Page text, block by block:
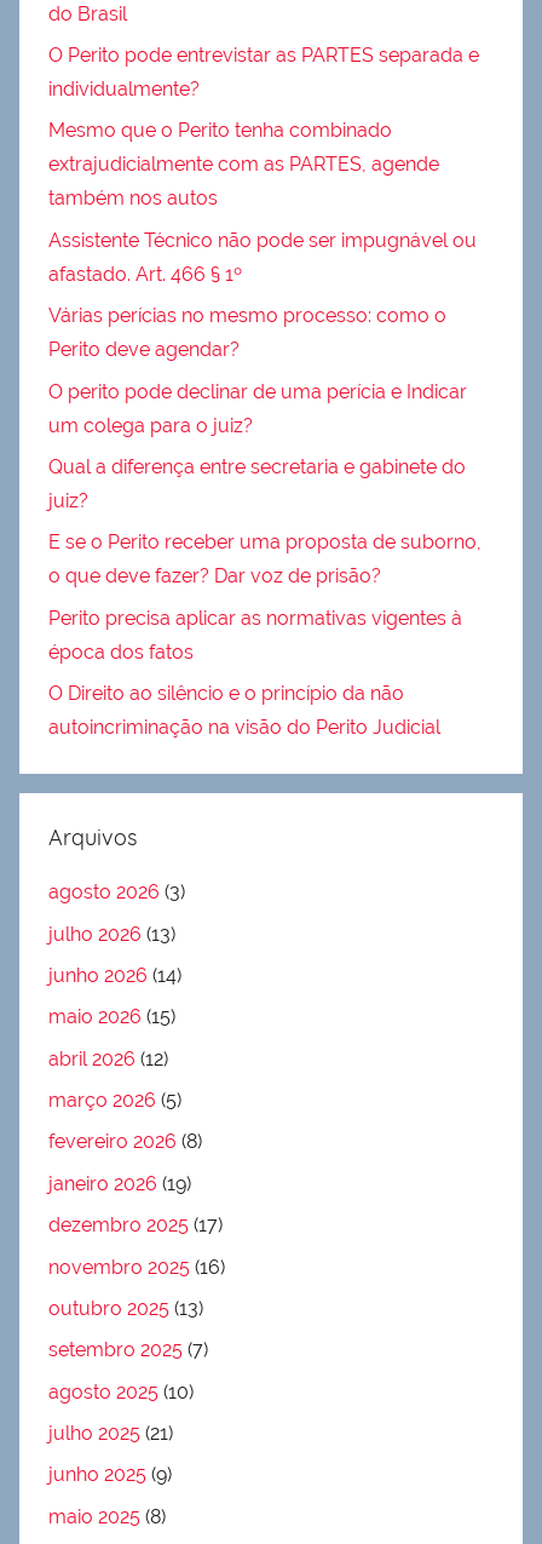
do Brasil
O Perito pode entrevistar as PARTES separada e
individualmente?
Mesmo que o Perito tenha combinado
extrajudicialmente com as PARTES, agende
também nos autos
Assistente Técnico não pode ser impugnável ou
afastado. Art. 466 § 1º
Várias perícias no mesmo processo: como o
Perito deve agendar?
O perito pode declinar de uma perícia e Indicar
um colega para o juiz?
Qual a diferença entre secretaria e gabinete do
juiz?
E se o Perito receber uma proposta de suborno,
o que deve fazer? Dar voz de prisão?
Perito precisa aplicar as normativas vigentes à
época dos fatos
O Direito ao silêncio e o princípio da não
autoincriminação na visão do Perito Judicial
Arquivos
agosto 2026 (3)
julho 2026 (13)
junho 2026 (14)
maio 2026 (15)
abril 2026 (12)
março 2026 (5)
fevereiro 2026 (8)
janeiro 2026 (19)
dezembro 2025 (17)
novembro 2025 (16)
outubro 2025 (13)
setembro 2025 (7)
agosto 2025 (10)
julho 2025 (21)
junho 2025 (9)
maio 2025 (8)